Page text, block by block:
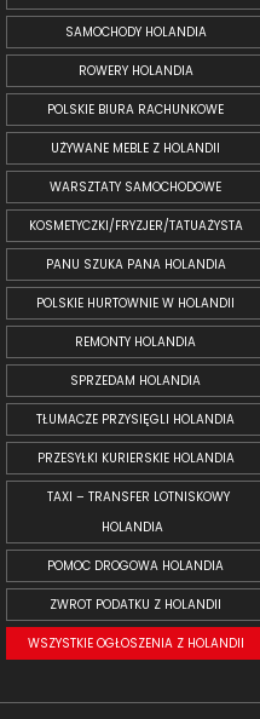
SAMOCHODY HOLANDIA
ROWERY HOLANDIA
POLSKIE BIURA RACHUNKOWE
UŻYWANE MEBLE Z HOLANDII
WARSZTATY SAMOCHODOWE
KOSMETYCZKI/FRYZJER/TATUAŻYSTA
PANU SZUKA PANA HOLANDIA
POLSKIE HURTOWNIE W HOLANDII
REMONTY HOLANDIA
SPRZEDAM HOLANDIA
TŁUMACZE PRZYSIĘGLI HOLANDIA
PRZESYŁKI KURIERSKIE HOLANDIA
TAXI – TRANSFER LOTNISKOWY
HOLANDIA
POMOC DROGOWA HOLANDIA
ZWROT PODATKU Z HOLANDII
WSZYSTKIE OGŁOSZENIA Z HOLANDII